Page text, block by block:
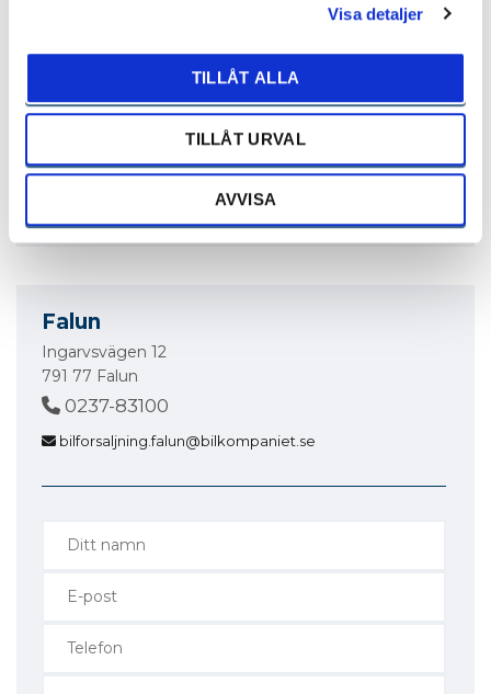
Visa detaljer
TILLÅT ALLA
TILLÅT URVAL
AVVISA
2026
1786 mil
Begär offert
Falun
Ingarvsvägen 12
791 77 Falun
0237-83100
bilforsaljning.falun@bilkompaniet.se